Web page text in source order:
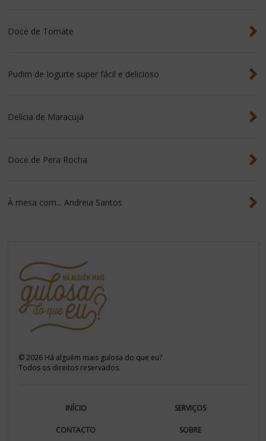
Doce de Tomate
Pudim de Iogurte super fácil e delicioso
Delícia de Maracujá
Doce de Pera Rocha
À mesa com... Andreia Santos
©2026 Há alguém mais gulosa do que eu?
Todos os direitos reservados.
INÍCIO SERVIÇOS
CONTACTO SOBRE